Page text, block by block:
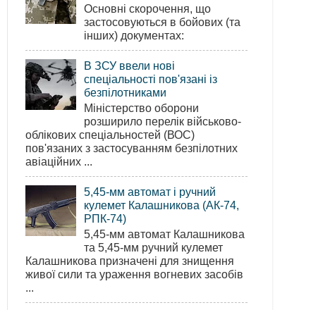
Основні скорочення, що
застосовуються в бойових (та
інших) документах:
В ЗСУ ввели нові
спеціальності пов'язані із
безпілотниками
Міністерство оборони
розширило перелік військово-
облікових спеціальностей (ВОС)
пов'язаних з застосуванням безпілотних
авіаційних ...
5,45-мм автомат і ручний
кулемет Калашникова (АК-74,
РПК-74)
5,45-мм автомат Калашникова
та 5,45-мм ручний кулемет
Калашникова призначені для знищення
живої сили та ураження вогневих засобів
...